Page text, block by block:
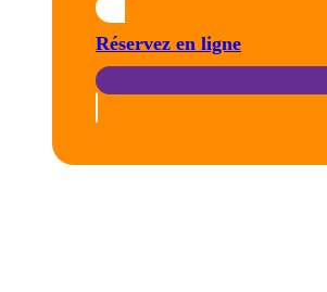
Réservez en ligne